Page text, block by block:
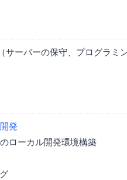
サーバーの保守、プログラミン
発
ローカル開発環境構築